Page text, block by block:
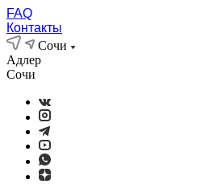
FAQ
Контакты
Сочи
Адлер
Сочи